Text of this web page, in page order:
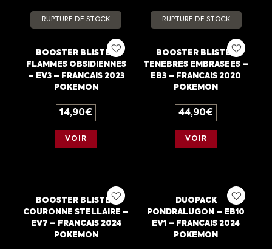
RUPTURE DE STOCK
BOOSTER BLISTER
FLAMMES OBSIDIENNES
– EV3 – FRANCAIS 2023
POKEMON
14,90€
VOIR
RUPTURE DE STOCK
BOOSTER BLISTER
TENEBRES EMBRASEES –
EB3 – FRANCAIS 2020
POKEMON
44,90€
VOIR
BOOSTER BLISTER
COURONNE STELLAIRE –
EV7 – FRANCAIS 2024
POKEMON
DUOPACK
PONDRALUGON – EB10
EV1 – FRANCAIS 2024
POKEMON